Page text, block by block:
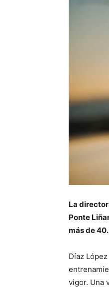
La
Ponte
más de
Díaz
vigor. Una